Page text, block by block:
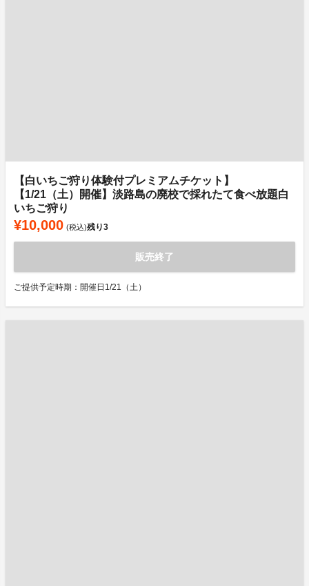
【白いちご狩り体験付プレミアムチケット】
【1/21（土）開催】淡路島の廃校で採れたて食べ放題白
いちご狩り
¥10,000 (税込)残り3
販売終了
ご提供予定時期：開催日1/21（土）